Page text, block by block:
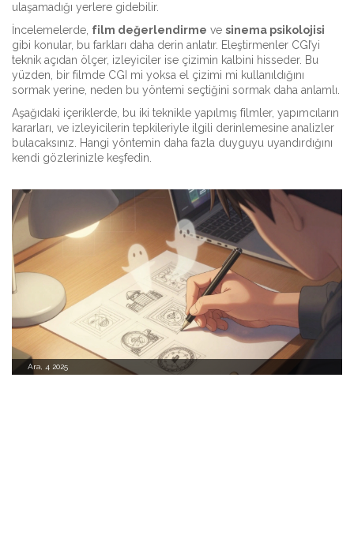
ulaşamadığı yerlere gidebilir.
İncelemelerde, film değerlendirme ve sinema psikolojisi
gibi konular, bu farkları daha derin anlatır. Eleştirmenler CGI’yi
teknik açıdan ölçer, izleyiciler ise çizimin kalbini hisseder. Bu
yüzden, bir filmde CGI mi yoksa el çizimi mi kullanıldığını
sormak yerine, neden bu yöntemi seçtiğini sormak daha anlamlı.
Aşağıdaki içeriklerde, bu iki teknikle yapılmış filmler, yapımcıların
kararları, ve izleyicilerin tepkileriyle ilgili derinlemesine analizler
bulacaksınız. Hangi yöntemin daha fazla duyguyu uyandırdığını
kendi gözlerinizle keşfedin.
Ara, 4 2025